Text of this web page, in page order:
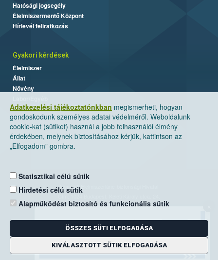
Adatkezelési tájékoztatónkban megismerheti, hogyan
gondoskodunk személyes adatai védelméről. Weboldalunk
cookie-kat (sütiket) használ a jobb felhasználói élmény
érdekében, melynek biztosításához kérjük, kattintson az
„Elfogadom” gombra.
Statisztikai célú sütik
Hirdetési célú sütik
Alapműködést biztosító és funkcionális sütik
ÖSSZES SÜTI ELFOGADÁSA
KIVÁLASZTOTT SÜTIK ELFOGADÁSA
Hatósági jogsegély
Élelmiszermentő Központ
Hírlevél feliratkozás
Gyakori kérdések
Élelmiszer
Állat
Növény
Nemzeti Élelmiszerlánc-biztonsági Hivatal
Levelezési cím: 1525 Budapest. Pf. 30.
E-mail:ugyfelszolgalat@nebih.gov.hu
Zöld szám: 06-80/263-244
Telefon: 06-1/ 336-9000